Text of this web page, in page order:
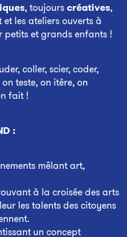
, toujourscréatives,
et les ateliers ouverts à
petits et grands enfants !
coller, scier, coder,
teste, on itère, on
fait !
:
mêlant art,
à la croisée des arts
les talents des citoyens
un concept